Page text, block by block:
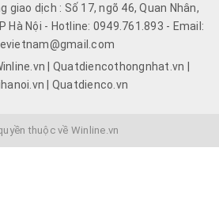
giao dịch : Số 17, ngõ 46, Quan Nhân,
Hà Nội - Hotline: 0949.761.893 - Email:
| Quatdiencothongnhat.vn |
| Quatdienco.vn
thuộc về Winline.vn